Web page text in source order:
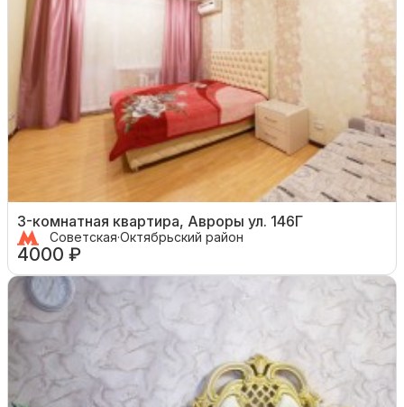
3-комнатная квартира, Авроры ул. 146Г
Советская·Октябрьский район
4000 ₽